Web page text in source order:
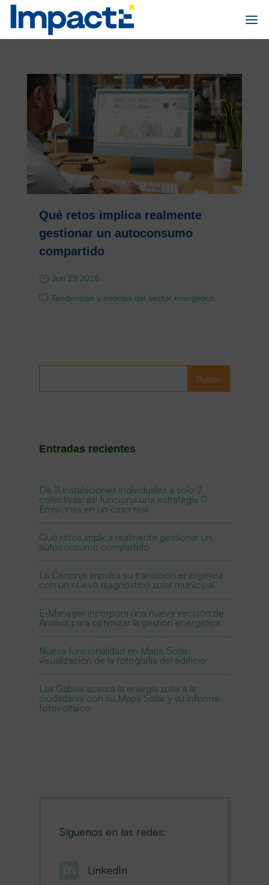
Qué retos implica realmente
gestionar un autoconsumo
compartido
Jun 29 2026
Tendencias y noticias del sector energético
Buscar
Entradas recientes
De 11 instalaciones individuales a solo 2
colectivas: así funciona una estrategia 0
Emisiones en un caso real
Qué retos implica realmente gestionar un
autoconsumo compartido
La Canonja impulsa su transición energética
con un nuevo diagnóstico solar municipal
E·Manager incorpora una nueva sección de
Análisis para optimizar la gestión energética
Nueva funcionalidad en Mapa Solar:
visualización de la fotografía del edificio
Las Gabias acerca la energía solar a la
ciudadanía con su Mapa Solar y su informe
fotovoltaico
Síguenos en las redes:
LinkedIn